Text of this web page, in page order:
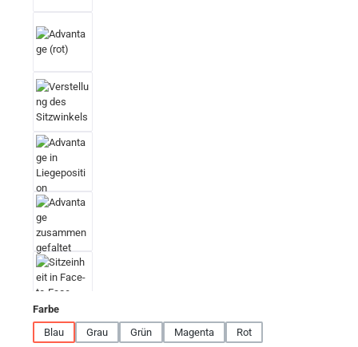
Farbeauswählen
Blau
Grau Grün Magenta Rot